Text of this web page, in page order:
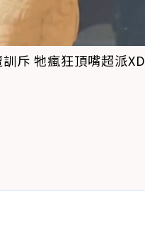
斥 牠瘋狂頂嘴超派XD